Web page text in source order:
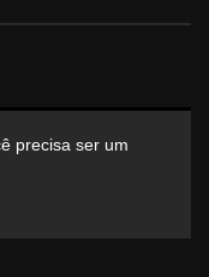
precisa ser um